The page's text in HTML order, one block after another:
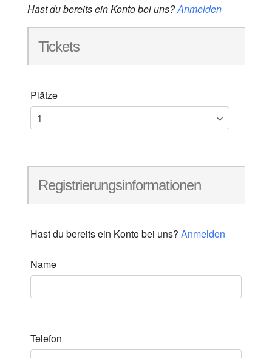
Hast du bereits ein Konto bei uns?Anmelden
Tickets
Plätze
Registrierungsinformationen
Hast du bereits ein Konto bei uns? Anmelden
Name
Telefon